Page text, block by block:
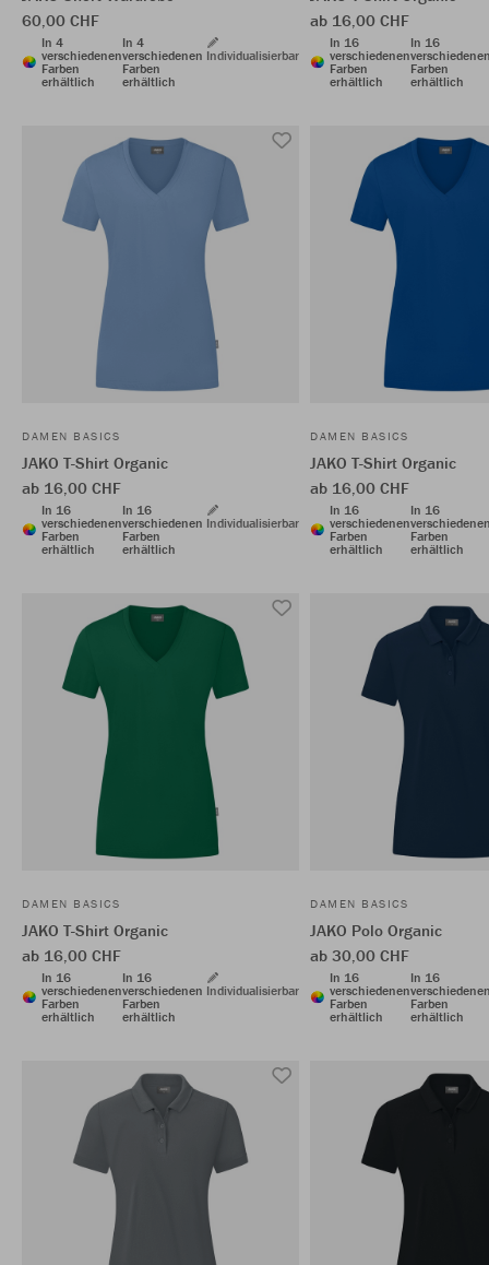
60,00 CHF
In 4
verschiedenen
Farben
erhältlich
In 4
verschiedenen
Farben
erhältlich
Individualisierbar
ab 16,00 CHF
In 16
verschiedenen
Farben
erhältlich
In 16
Farben
erhältlich
DAMEN BASICS
JAKO T-Shirt Organic
ab 16,00 CHF
In 16
verschiedenen
Farben
erhältlich
In 16
verschiedenen
Farben
erhältlich
Individualisierbar
DAMEN BASICS
JAKO T-Shirt Organic
ab 16,00 CHF
In 16
verschiedenen
Farben
erhältlich
In 16
Farben
erhältlich
DAMEN BASICS
JAKO T-Shirt Organic
ab 16,00 CHF
In 16
verschiedenen
Farben
erhältlich
In 16
verschiedenen
Farben
erhältlich
Individualisierbar
DAMEN BASICS
JAKO Polo Organic
ab 30,00 CHF
In 16
verschiedenen
Farben
erhältlich
In 16
Farben
erhältlich